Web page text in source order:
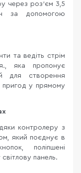
через роз'єм 3,5
за допомогою
та ведіть стрім
яка пропонує
для створення
пригод у прямому
контролеру з
який поєднує в
поліпшені
панель.